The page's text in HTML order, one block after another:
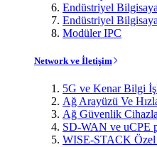
Endüstriyel
Endüstriyel
Modüler IPC
Network ve İletişim
5G ve Kenar Bilgi
Ağ Arayüzü Ve
Ağ Güvenlik
SD-WAN ve uCPE
WISE-STACK